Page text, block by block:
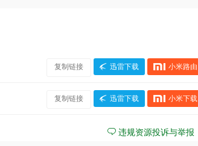
复制链接 迅雷下载 小米路由
复制链接 迅雷下载 小米下载
违规资源投诉与举报